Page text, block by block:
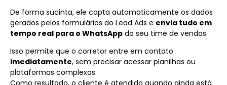
De forma sucinta, ele capta automaticamente os dados
gerados pelos formulários do Lead Ads e envia tudo em
tempo real para o WhatsApp do seu time de vendas.
Isso permite que o corretor entre em contato
imediatamente, sem precisar acessar planilhas ou
plataformas complexas.